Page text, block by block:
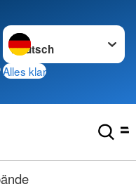
Sprache wechseln zu
Alles klar